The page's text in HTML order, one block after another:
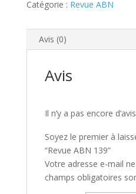
Catégorie : Revue ABN
Avis (0)
Avis
Il n’y a pas encore
Soyez le premier à
“Revue ABN 139”
Votre adresse e-mail
champs obligatoires